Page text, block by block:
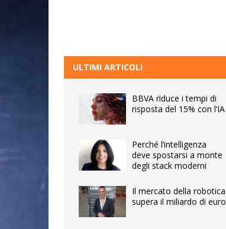
ULTIMI ARTICOLI
BBVA riduce i tempi di
risposta del 15% con l’IA
Perché l’intelligenza
deve spostarsi a monte
degli stack moderni
Il mercato della robotica
supera il miliardo di euro